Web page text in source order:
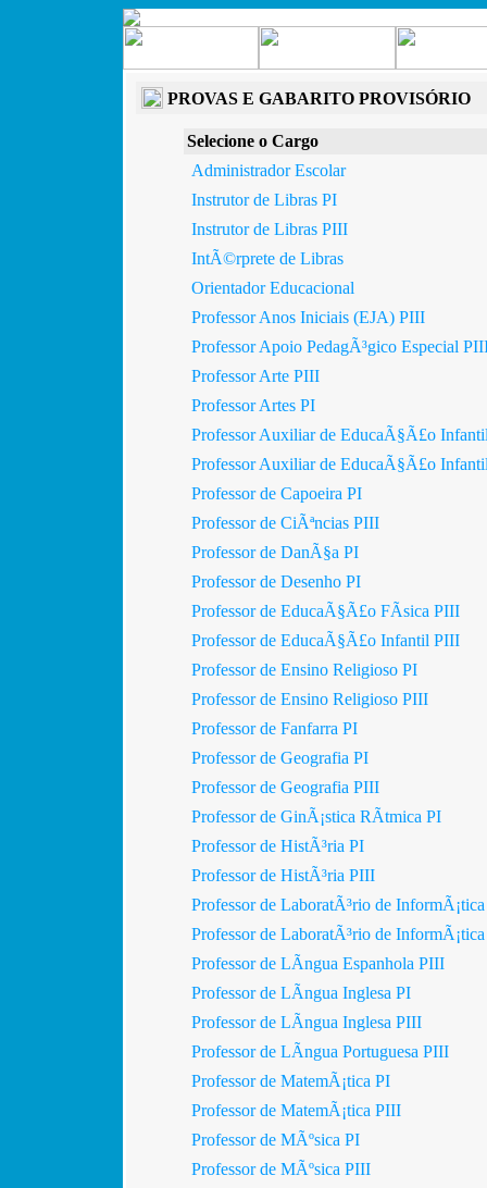
PROVAS E GABARITO PROVISÓRIO
Selecione o Cargo
Administrador Escolar
Instrutor de Libras PI
Instrutor de Libras PIII
IntÃ©rprete de Libras
Orientador Educacional
Professor Anos Iniciais (EJA) PIII
Professor Apoio PedagÃ³gico Especial
Professor Arte PIII
Professor Artes PI
Professor Auxiliar de EducaÃ§Ã£o
Professor Auxiliar de EducaÃ§Ã£o
Professor de Capoeira PI
Professor de CiÃªncias PIII
Professor de DanÃ§a PI
Professor de Desenho PI
Professor de EducaÃ§Ã£o FÃ­sica PIII
Professor de EducaÃ§Ã£o Infantil PIII
Professor de Ensino Religioso PI
Professor de Ensino Religioso PIII
Professor de Fanfarra PI
Professor de Geografia PI
Professor de Geografia PIII
Professor de GinÃ¡stica RÃ­tmica PI
Professor de HistÃ³ria PI
Professor de HistÃ³ria PIII
Professor de LaboratÃ³rio de
Professor de LaboratÃ³rio de
Professor de LÃ­ngua Espanhola PIII
Professor de LÃ­ngua Inglesa PI
Professor de LÃ­ngua Inglesa PIII
Professor de LÃ­ngua Portuguesa PIII
Professor de MatemÃ¡tica PI
Professor de MatemÃ¡tica PIII
Professor de MÃºsica PI
Professor de MÃºsica PIII